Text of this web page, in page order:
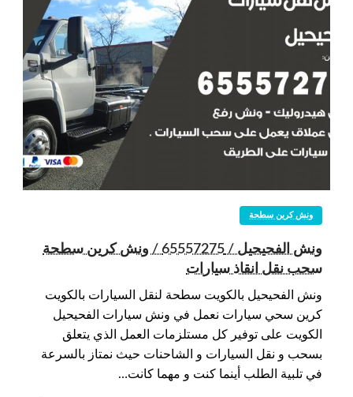
ونش كرين سطحة
ونش الفحيحيل / 65557275 / ونش كرين سطحة
سحب نقل انقاذ سيارات
ونش الفحيحيل بالكويت سطحة لنقل السيارات بالكويت
كرين سحي سيارات نعمل في ونش سيارات الفحيحيل
الكويت على توفير كل مستلزمات العمل الذي يتعلق
بسحب و نقل السيارات و الشاحنات حيث نمتاز بالسرعة
في تلبية الطلب أينما كنت و مهما كانت…